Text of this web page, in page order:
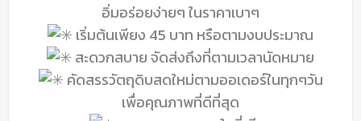
อิ่มอร่อยง่ายๆ ในราคาเบาๆ
เริ่มต้นเพียง 45 บาท หรือตามงบประมาณ
สะดวกสบาย จัดส่งถึงที่ตามเวลานัดหมาย
คัดสรรวัตถุดิบสดใหม่ตามออเดอร์ในทุกๆวัน
เพื่อคุณภาพที่ดีที่สุด